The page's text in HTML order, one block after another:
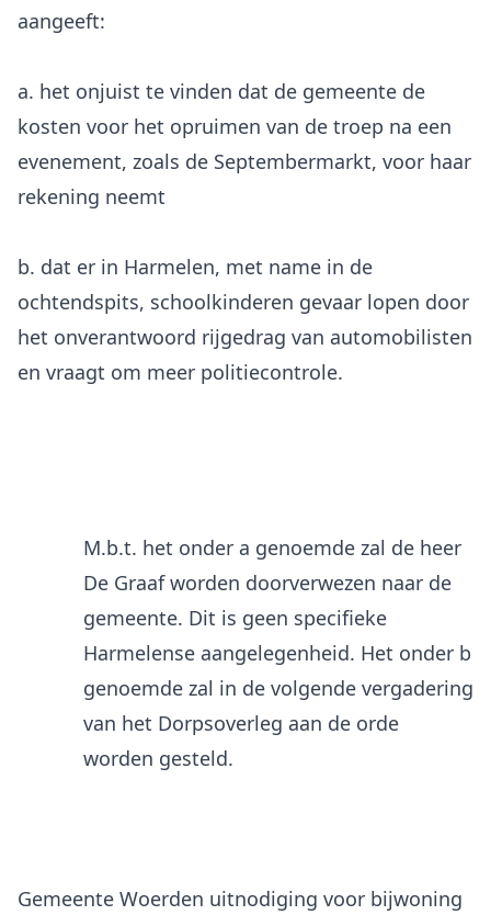
a. het onjuist te vinden dat de gemeente de
kosten voor het opruimen van de troep na een
evenement, zoals de Septembermarkt, voor haar
rekening neemt
b. dat er in Harmelen, met name in de
ochtendspits, schoolkinderen gevaar lopen door
het onverantwoord rijgedrag van automobilisten
en vraagt om meer politiecontrole.
M.b.t. het onder a genoemde zal de heer
De Graaf worden doorverwezen naar de
gemeente. Dit is geen specifieke
Harmelense aangelegenheid. Het onder b
genoemde zal in de volgende vergadering
van het Dorpsoverleg aan de orde
worden gesteld.
Gemeente Woerden uitnodiging voor bijwoning